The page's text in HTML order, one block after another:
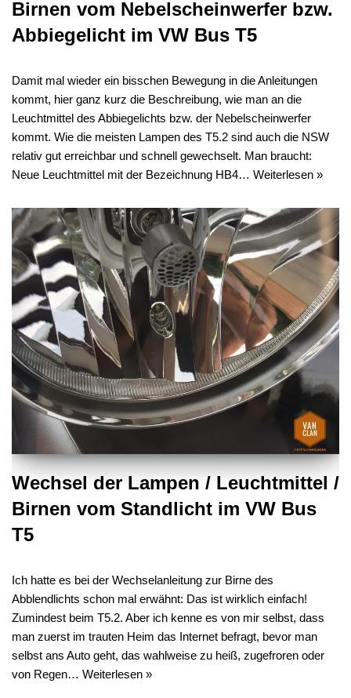
Birnen vom Nebelscheinwerfer bzw.
Abbiegelicht im VW Bus T5
Damit mal wieder ein bisschen Bewegung in die Anleitungen
kommt, hier ganz kurz die Beschreibung, wie man an die
Leuchtmittel des Abbiegelichts bzw. der Nebelscheinwerfer
kommt. Wie die meisten Lampen des T5.2 sind auch die NSW
relativ gut erreichbar und schnell gewechselt. Man braucht:
Neue Leuchtmittel mit der Bezeichnung HB4… Weiterlesen »
Wechsel der Lampen / Leuchtmittel /
Birnen vom Standlicht im VW Bus
T5
Ich hatte es bei der Wechselanleitung zur Birne des
Abblendlichts schon mal erwähnt: Das ist wirklich einfach!
Zumindest beim T5.2. Aber ich kenne es von mir selbst, dass
man zuerst im trauten Heim das Internet befragt, bevor man
selbst ans Auto geht, das wahlweise zu heiß, zugefroren oder
von Regen… Weiterlesen »